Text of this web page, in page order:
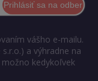
Prihlásiť sa na odber
vášho e-mailu.
a výhradne na
možno kedykoľvek